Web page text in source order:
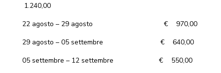
1.240,00
22 agosto – 29 agosto € 970,00
29 agosto – 05 settembre € 640,00
05 settembre – 12 settembre € 550,00